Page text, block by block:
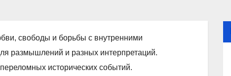
свободы и борьбы с внутренними
размышлений и разных интерпретаций.
исторических событий.